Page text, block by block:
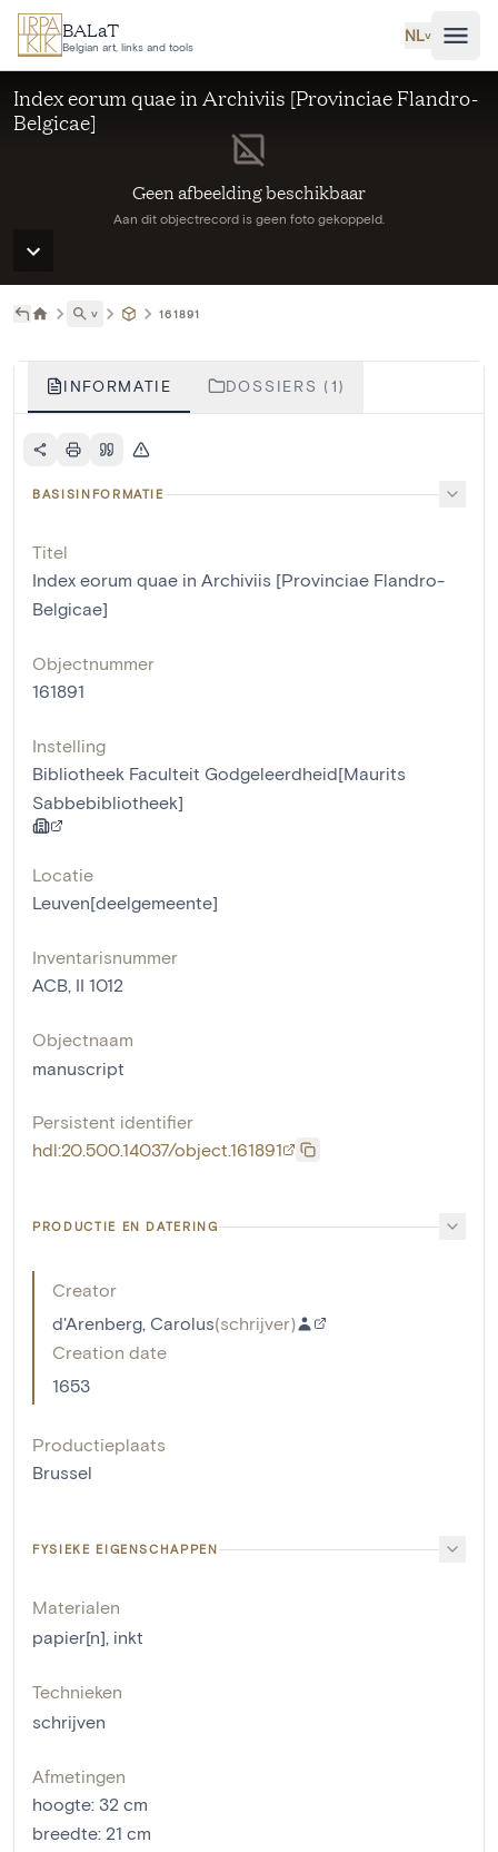
Ga naar hoofdinhoud
BALaT
Belgian art, links and tools
NL˅
Geen afbeelding beschikbaar
Aan dit objectrecord is geen foto gekoppeld.
Index eorum quae in Archiviis [Provinciae Flandro-
Belgicae]
˅ 161891
INFORMATIE DOSSIERS (1)
BASISINFORMATIE
Titel
Index eorum quae in Archiviis [Provinciae Flandro-
Belgicae]
Objectnummer
161891
Instelling
Bibliotheek Faculteit Godgeleerdheid[Maurits
Sabbebibliotheek]
Locatie
Leuven[deelgemeente]
Inventarisnummer
ACB, II 1012
Objectnaam
manuscript
Persistent identifier
hdl:20.500.14037/object.161891
PRODUCTIE EN DATERING
Creator
d'Arenberg, Carolus(schrijver)
Creation date
1653
Productieplaats
Brussel
FYSIEKE EIGENSCHAPPEN
Materialen
papier[n], inkt
Technieken
schrijven
Afmetingen
hoogte: 32 cm
breedte: 21 cm